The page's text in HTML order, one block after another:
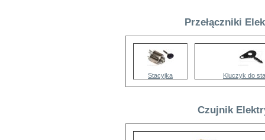
Przełączniki
Stacyjka Kluczyk do
Czujnik